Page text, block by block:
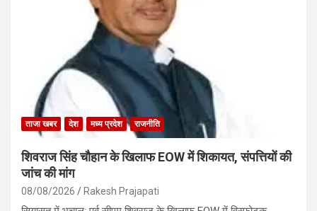
A
p
ताजा खबर देश मध्य प्रदेश राजनीति
शिवराज सिंह चौहान के खिलाफ EOW में शिकायत, संपत्तियों की
जांच की मांग
08/08/2026 Rakesh Prajapati